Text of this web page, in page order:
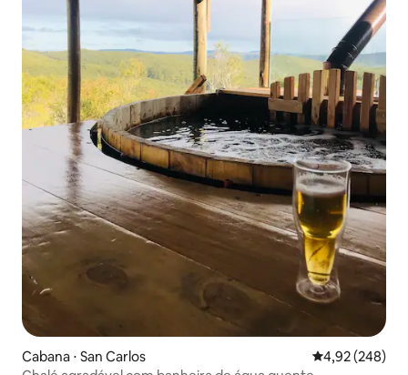
Cabana ⋅ San Carlos 4,92 de uma
4,92 (248)